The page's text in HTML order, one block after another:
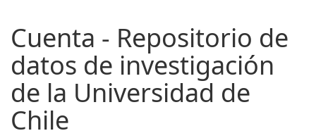
Cuenta - Repositorio de
datos de investigación
de la Universidad de
Chile